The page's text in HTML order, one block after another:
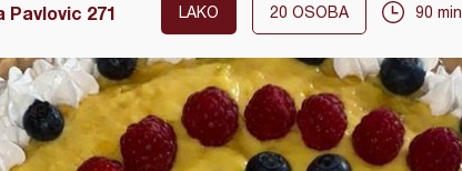
Pavlovic 271 LAKO 20 OSOBA 90 min